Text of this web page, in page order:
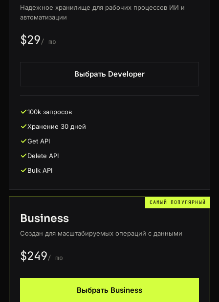
Надежное хранилище для рабочих процессов ИИ и
автоматизации
$29/ mo
Выбрать Developer
100k запросов
Хранение 30 дней
Get API
Delete API
Bulk API
САМЫЙ ПОПУЛЯРНЫЙ
Business
Создан для масштабируемых операций с данными
$249/ mo
Выбрать Business